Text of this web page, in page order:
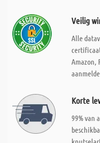
Veilig
Alle
Amazon,
Korte
99% van